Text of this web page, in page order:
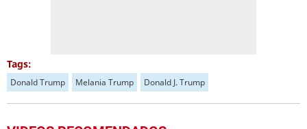
Tags:
Donald Trump Melania Trump Donald J. Trump